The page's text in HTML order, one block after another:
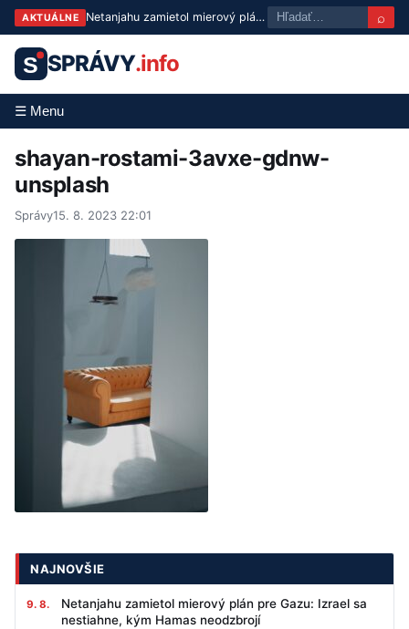
AKTUÁLNE Netanjahu zamietol mierový plán pre Gazu: Izrael sa nestiahne, kým Hamas neodzbrojí ⌕
S SPRÁVY.info
☰ Menu
shayan-rostami-3avxe-gdnw-
unsplash
Správy15. 8. 2023 22:01
NAJNOVŠIE
9. 8.
Netanjahu zamietol mierový plán pre Gazu: Izrael sa
nestiahne, kým Hamas neodzbrojí